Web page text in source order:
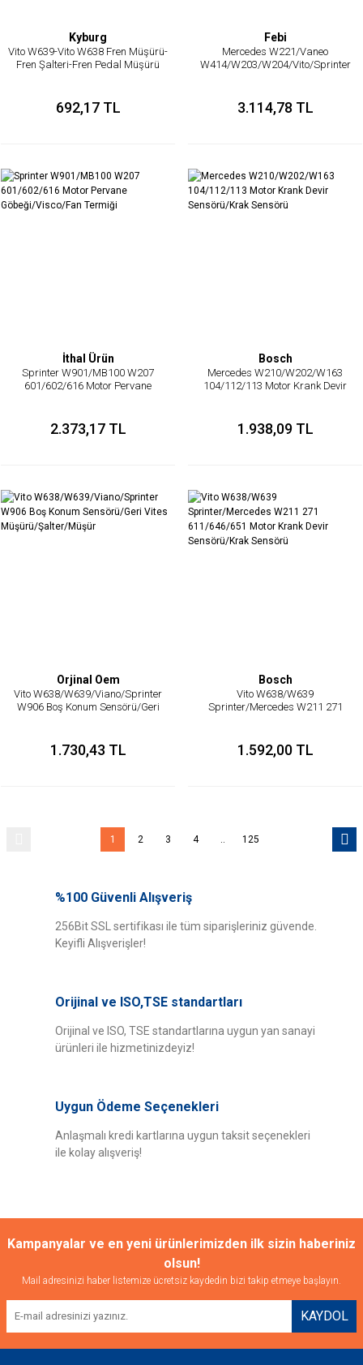
Kyburg
Vito W639-Vito W638 Fren Müşürü-
Fren Şalteri-Fren Pedal Müşürü
692,17 TL
Febi
Mercedes W221/Vaneo
W414/W203/W204/Vito/Sprinter
3.114,78 TL
İthal Ürün
Sprinter W901/MB100 W207
601/602/616 Motor Pervane
2.373,17 TL
Bosch
Mercedes W210/W202/W163
104/112/113 Motor Krank Devir
1.938,09 TL
Orjinal Oem
Vito W638/W639/Viano/Sprinter
W906 Boş Konum Sensörü/Geri
1.730,43 TL
Bosch
Vito W638/W639
Sprinter/Mercedes W211 271
1.592,00 TL
1 2 3 4 .. 125
%100 Güvenli Alışveriş
256Bit SSL sertifikası ile tüm siparişleriniz güvende.
Keyifli Alışverişler!
Orijinal ve ISO,TSE standartları
Orijinal ve ISO, TSE standartlarına uygun yan sanayi
ürünleri ile hizmetinizdeyiz!
Uygun Ödeme Seçenekleri
Anlaşmalı kredi kartlarına uygun taksit seçenekleri
ile kolay alışveriş!
Kampanyalar ve en yeni ürünlerimizden ilk sizin haberiniz
olsun!
Mail adresinizi haber listemize ücretsiz kaydedin bizi takip etmeye başlayın.
KAYDOL